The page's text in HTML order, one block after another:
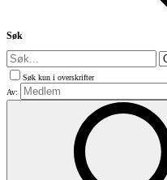
Søk
Søk kun i overskrifter
Av: